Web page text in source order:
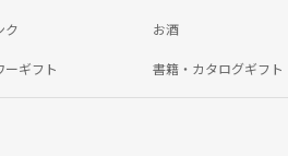
ク お酒
ーギフト 書籍・カタログギフト